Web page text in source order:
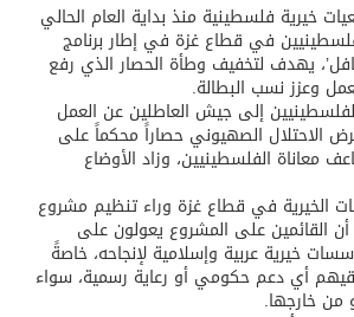
البيت العتيق
خيرية فلسطينية منذ بداية العام الحالي
في قطاع غزة في إطار برنامج
يهدف لتخفيف وطأة الحصار الذي رفع
وعزز نسب البطالة.
إلى جيش العاطلين عن العمل
الاحتلال الصهيوني حصاراً محكماً على
معاناة الفلسطينيين، وزاد الأوضاع
الخيرية في قطاع غزة وراء تنظيم مشروع
أن القائمين على المشروع يعولون على
خيرية عربية وإسلامية لإنجاحه، خاصةً
أي دعم حكومي أو رعاية رسمية، سواء
خارجها.